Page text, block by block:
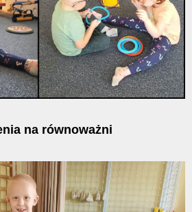
na równoważni